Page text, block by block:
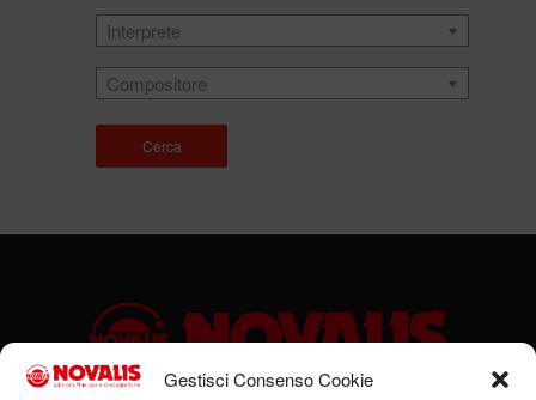
Gestisci Consenso Cookie
Interprete
Compositore
Cerca